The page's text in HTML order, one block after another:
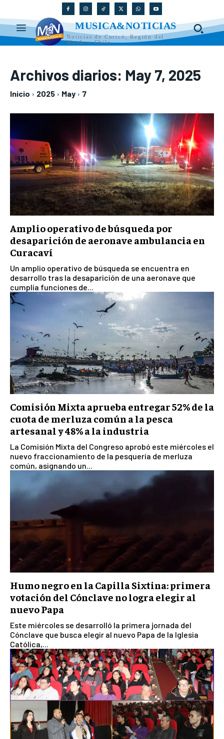
MUSICA&NOTICIAS
Noticias de Curicó, Región del
Maule y Chile
Archivos diarios: May 7, 2025
Inicio 2025 May 7
Amplio operativo de búsqueda por
desaparición de aeronave ambulancia en
Curacaví
Un amplio operativo de búsqueda se encuentra en
desarrollo tras la desaparición de una aeronave que
cumplía funciones de...
Comisión Mixta aprueba entregar 52% de la
cuota de merluza común a la pesca
artesanal y 48% a la industria
La Comisión Mixta del Congreso aprobó este miércoles el
nuevo fraccionamiento de la pesquería de merluza
común, asignando un...
Humo negro en la Capilla Sixtina: primera
votación del Cónclave no logra elegir al
nuevo Papa
Este miércoles se desarrolló la primera jornada del
Cónclave que busca elegir al nuevo Papa de la Iglesia
Católica,...